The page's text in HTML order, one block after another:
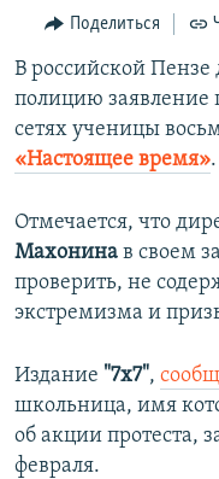
навигации
Вернутся
поиску
11 ЛЕТ ОККУПАЦИИ
ЕЩЕ
ИНТЕРАКТИВ
ИНФОГРАФИКА
ТЕЛЕПРОЕКТ
ПРОПАВШИЕ БЕЗ ВЕСТИ
ПОБЕДИТЕЛЕЙ НЕ
КРЫМ.НЕПОКОРЕННЫЙ
ELIFBE
УКРАИНСКАЯ
РАДІО СВОБОДА
КАК ОБОЙТИ
Українською
Qırımtatar
ПРИСОЕДИНЯЙТЕСЬ!
Все сайты RFE/RL
Поделиться
В российской
полицию заявление
сетях ученицы
«Настоящее время».
Отмечается, что
Махонина в своем
проверить, не
экстремизма и
Издание "7x7",
школьница, имя
об акции протеста,
февраля.